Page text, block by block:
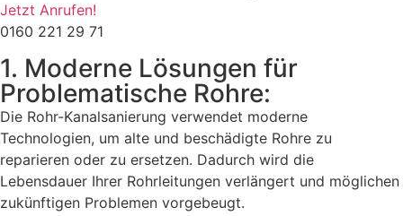
Jetzt Anrufen!
0160 221 29 71
1. Moderne Lösungen für
Problematische Rohre:
Die Rohr-Kanalsanierung verwendet moderne
Technologien, um alte und beschädigte Rohre zu
reparieren oder zu ersetzen. Dadurch wird die
Lebensdauer Ihrer Rohrleitungen verlängert und möglichen
zukünftigen Problemen vorgebeugt.